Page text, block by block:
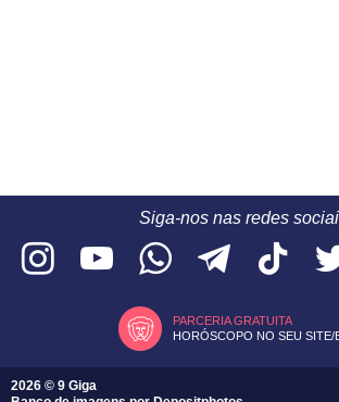
Siga-nos nas redes
PARCERIA GRATUITA
HORÓSCOPO NO SEU SITE/
2026 © 9 Giga